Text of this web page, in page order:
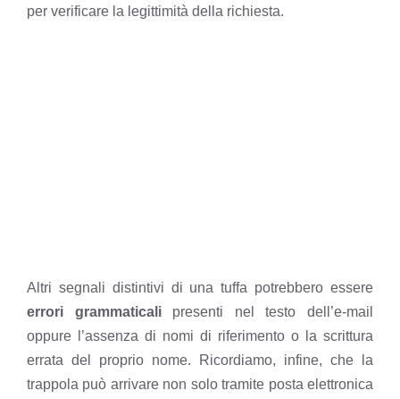
per verificare la legittimità della richiesta.
Altri segnali distintivi di una tuffa potrebbero essere
errori grammaticalipresenti nel testo dell’e-mail
oppure l’assenza di nomi di riferimento o la scrittura
errata del proprio nome. Ricordiamo, infine, che la
trappola può arrivare non solo tramite posta elettronica